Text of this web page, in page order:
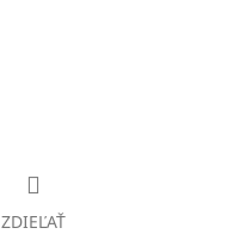
ZDIEĽAŤ